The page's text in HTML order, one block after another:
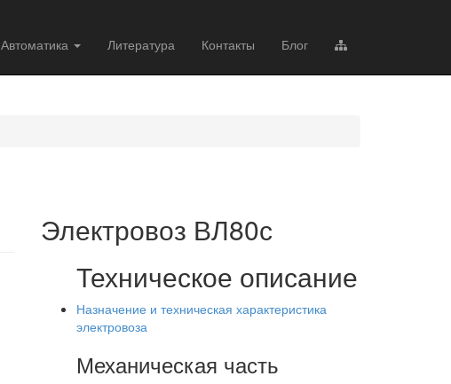
Автоматика Литература Контакты Блог
Электровоз ВЛ80с
Техническое описание
Назначение и техническая характеристика
электровоза
Механическая часть